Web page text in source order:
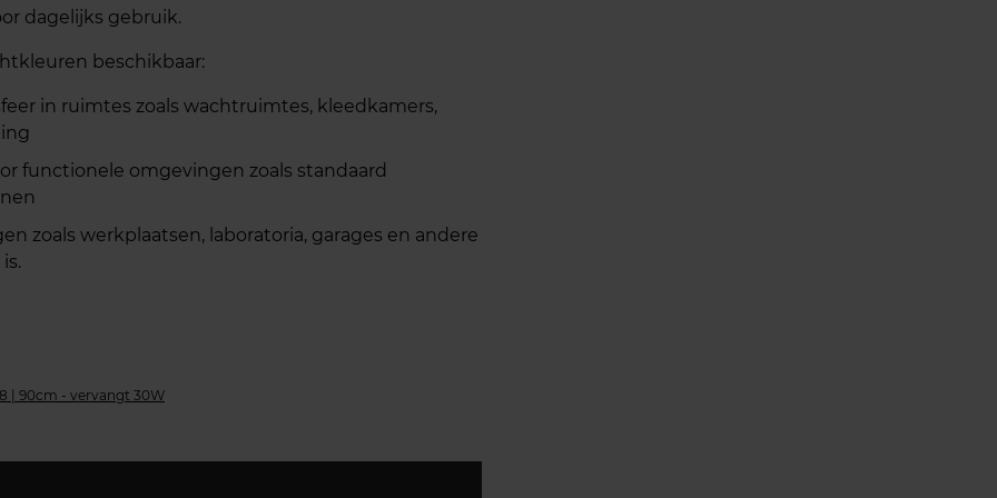
dagelijks gebruik.
beschikbaar:
in ruimtes zoals wachtruimtes, kleedkamers,
functionele omgevingen zoals standaard
zoals werkplaatsen, laboratoria, garages en andere
| 90cm - vervangt 30W